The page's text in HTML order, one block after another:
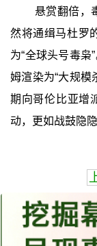
悬赏翻倍，
然将通缉马杜罗
为“全球头号毒
姆渲染为“大规模
期向哥伦比亚增
动，更如战鼓隐隐